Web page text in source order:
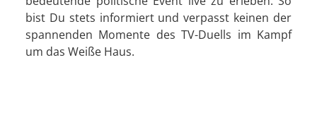
bist Du stets informiert und verpasst keinen der
spannenden Momente des TV-Duells im Kampf
um das Weiße Haus.